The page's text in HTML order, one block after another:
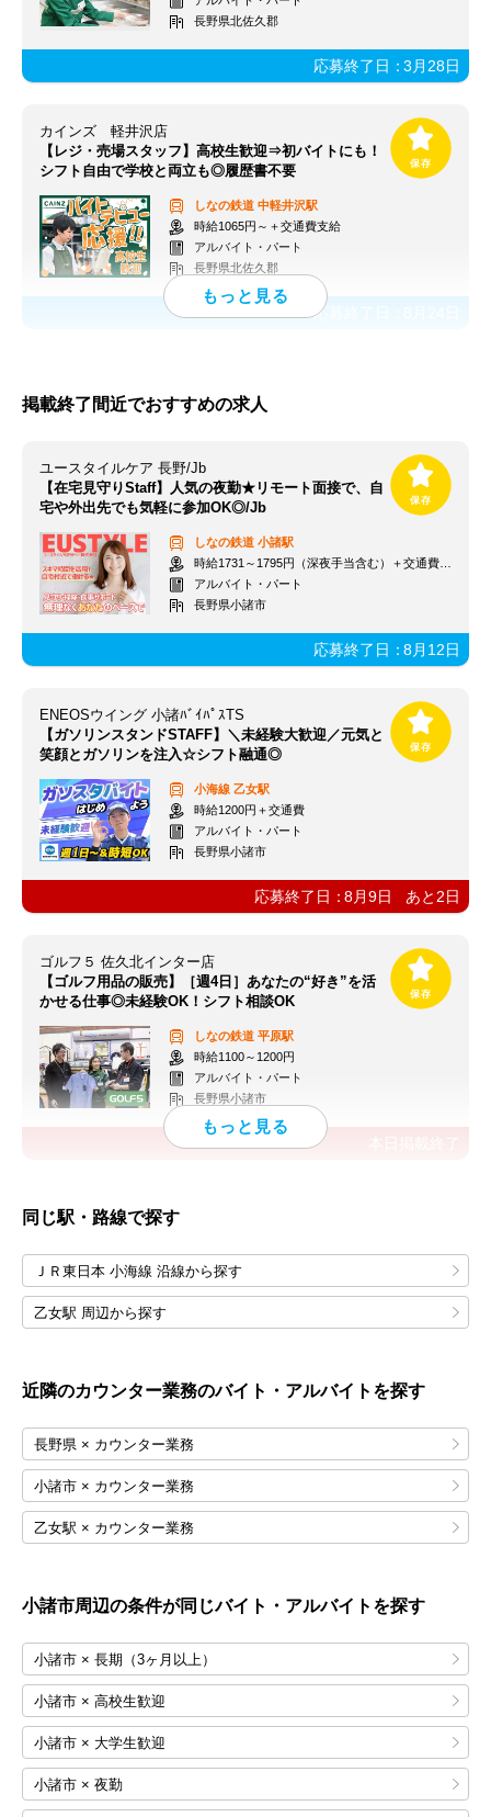
長野県北佐久郡
応募終了日：3月28日
カインズ 軽井沢店
【レジ・売場スタッフ】高校生歓迎⇒初バイトにも！
シフト自由で学校と両立も◎履歴書不要
しなの鉄道 中軽井沢駅
時給1065円～＋交通費支給
アルバイト・パート
長野県北佐久郡
応募終了日：
掲載終了間近でおすすめの求人
ユースタイルケア 長野/Jb
【在宅見守りStaff】人気の夜勤★リモート面接で、自
宅や外出先でも気軽に参加OK◎/Jb
しなの鉄道 小諸駅
時給1731～1795円（深夜手当含む）＋交通費支給
アルバイト・パート
長野県小諸市
応募終了日：8月12日
ENEOSウイング 小諸ﾊﾞｲﾊﾟｽTS
【ガソリンスタンドSTAFF】＼未経験大歓迎／元気と
笑顔とガソリンを注入☆シフト融通◎
小海線 乙女駅
時給1200円＋交通費
アルバイト・パート
長野県小諸市
応募終了日：8月9日 あと 2日
ゴルフ５ 佐久北インター店
【ゴルフ用品の販売】［週4日］あなたの“好き”を活
かせる仕事◎未経験OK！シフト相談OK
しなの鉄道 平原駅
時給1100～1200円
アルバイト・パート
長野県小諸市
同じ駅・路線で探す
ＪＲ東日本 小海線 沿線から探す
乙女駅 周辺から探す
近隣のカウンター業務のバイト・アルバイトを探す
長野県 × カウンター業務
小諸市 × カウンター業務
乙女駅 × カウンター業務
小諸市周辺の条件が同じバイト・アルバイトを探す
小諸市 × 長期（3ヶ月以上）
小諸市 × 高校生歓迎
小諸市 × 大学生歓迎
小諸市 × 夜勤